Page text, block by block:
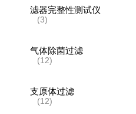
滤器完整性测试仪
(3)
气体除菌过滤
(12)
支原体过滤
(12)